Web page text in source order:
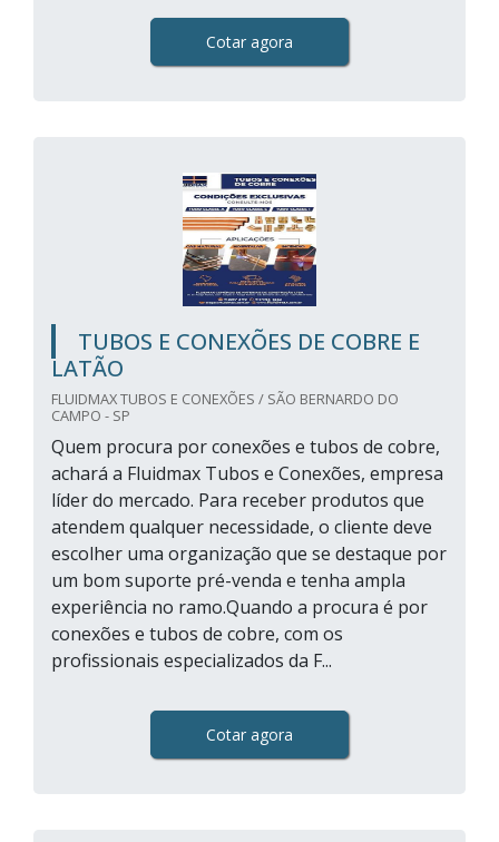
Cotar agora
TUBOS E CONEXÕES DE COBRE E
LATÃO
FLUIDMAX TUBOS E CONEXÕES / SÃO BERNARDO DO
CAMPO - SP
Quem procura por conexões e tubos de cobre,
achará a Fluidmax Tubos e Conexões, empresa
líder do mercado. Para receber produtos que
atendem qualquer necessidade, o cliente deve
escolher uma organização que se destaque por
um bom suporte pré-venda e tenha ampla
experiência no ramo.Quando a procura é por
conexões e tubos de cobre, com os
profissionais especializados da F...
Cotar agora